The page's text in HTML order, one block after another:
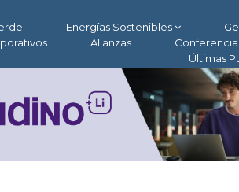
Energías Sostenibles
Alianzas
Últimas